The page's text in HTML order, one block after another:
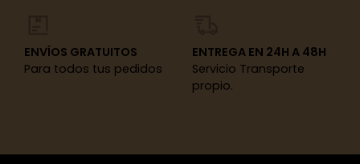
ENVÍOS GRATUITOS
Para todos tus pedidos
ENTREGA EN 24H A 48H
Servicio Transporte
propio.